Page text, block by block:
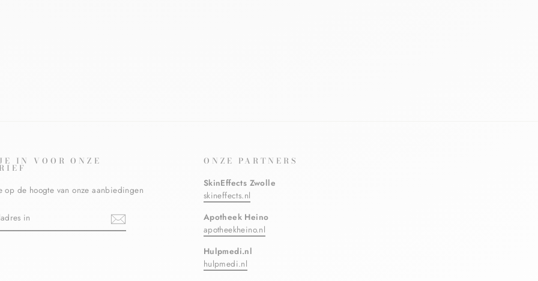
IN VOOR ONZE
op de hoogte van onze aanbiedingen
ONZE PARTNERS
SkinEffects Zwolle
skineffects.nl
Apotheek Heino
apotheekheino.nl
Hulpmedi.nl
hulpmedi.nl